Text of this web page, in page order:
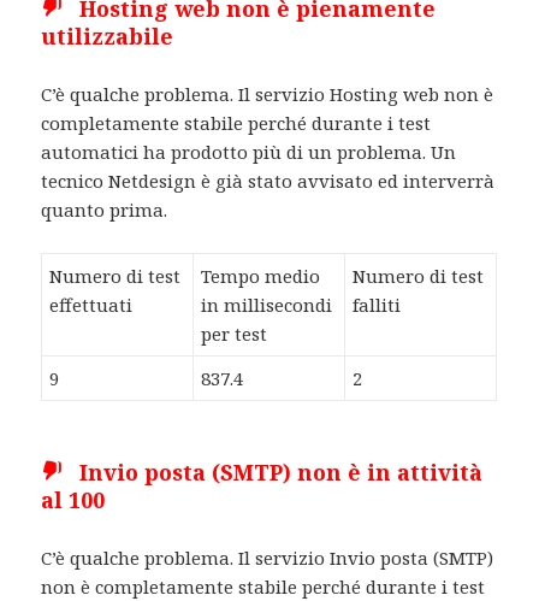
Hosting web non è pienamente
utilizzabile
C’è qualche problema. Il servizio Hosting web non è
completamente stabile perché durante i test
automatici ha prodotto più di un problema. Un
tecnico Netdesign è già stato avvisato ed interverrà
quanto prima.
Numero di test
effettuati
Tempo medio
in millisecondi
per test
Numero di test
falliti
9 837.4 2
Invio posta (SMTP) non è in attività
al 100
C’è qualche problema. Il servizio Invio posta (SMTP)
non è completamente stabile perché durante i test